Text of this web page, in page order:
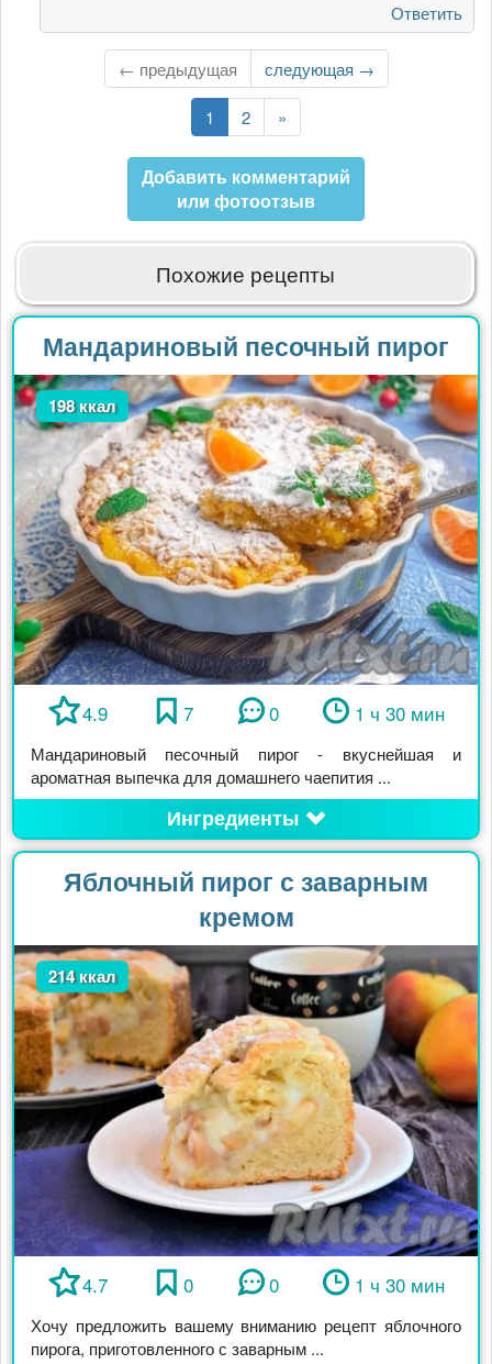
Ответить
← предыдущая
Следующая
страница
следующая →
Текущая
страница
1 Страница
2
Последняя
страница
»
Добавить комментарий
или фотоотзыв
Похожие рецепты
Мандариновый песочный пирог
198 ккал
4.9 7 0 1 ч 30 мин
Мандариновый песочный пирог - вкуснейшая и
ароматная выпечка для домашнего чаепития ...
Ингредиенты
Яблочный пирог с заварным
кремом
214 ккал
4.7 0 0 1 ч 30 мин
Хочу предложить вашему вниманию рецепт яблочного
пирога, приготовленного с заварным ...